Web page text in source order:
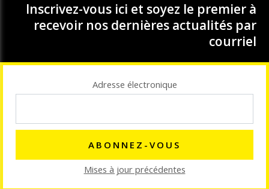
Inscrivez-vous ici et soyez le premier à
recevoir nos dernières actualités par
courriel
Adresse électronique
Mises à jour précédentes